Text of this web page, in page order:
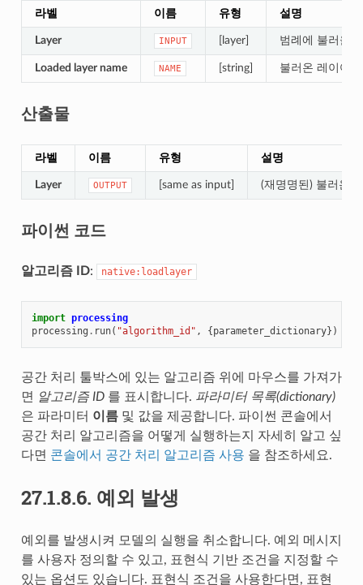
라벨 이름 유형 설명
Layer INPUT [layer] 범례에 불러올
Loaded layer name NAME [string] 불러온 레이어
산출물
라벨 이름 유형 설명
Layer OUTPUT [same as input] (재명명된) 불러온
파이썬 코드
알고리즘 ID: native:loadlayer
import processing
processing . run( "algorithm_id" , {parameter_dictionary})
공간 처리 툴박스에 있는 알고리즘 위에 마우스를 가져가
면
알고리즘 ID를 표시합니다. 파라미터 목록(dictionary)
은 파라미터 이름및 값을 제공합니다. 파이썬 콘솔에서
공간 처리 알고리즘을 어떻게 실행하는지 자세히 알고 싶
다면 콘솔에서 공간 처리 알고리즘 사용 을 참조하세요.
27.1.8.6. 예외 발생
예외를 발생시켜 모델의 실행을 취소합니다. 예외 메시지
를 사용자 정의할 수 있고, 표현식 기반 조건을 지정할 수
있는 옵션도 있습니다. 표현식 조건을 사용한다면, 표현